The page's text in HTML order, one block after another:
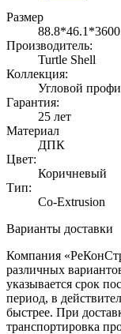
Размер
Производитель:
Turtle Shell
Коллекция:
Угловой
Гарантия:
25 лет
Материал
ДПК
Цвет:
Коричневый
Тип:
Co-Extrusion
Варианты доставки
Компания
различных
указывается срок
период, в
быстрее. При
транспортировка